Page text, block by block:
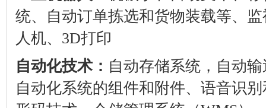
统、自动订单拣选和货物装载等、
人机、 3D打印
自动化技术： 自动存储系统，自动
自动化系统的组件和附件、语音识别